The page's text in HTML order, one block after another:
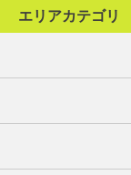
エリアカテゴリ